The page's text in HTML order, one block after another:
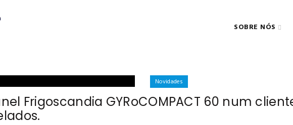
SOBRE NÓS
Novidades
Frigoscandia GYRoCOMPACT 60 num